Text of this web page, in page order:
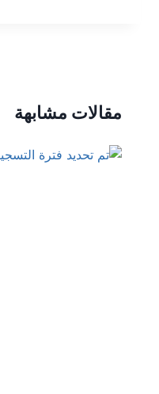
مقالات مشابهة